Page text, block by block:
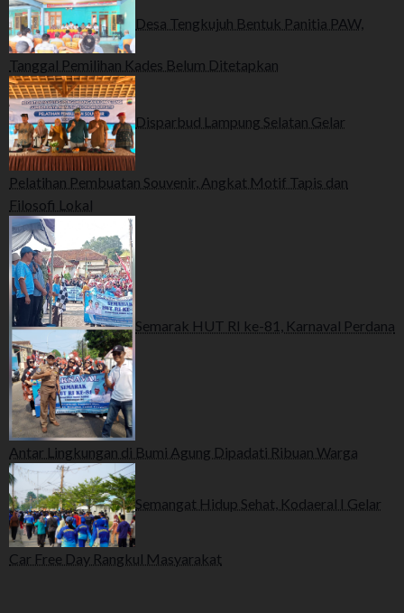
Desa Tengkujuh Bentuk Panitia PAW,
Tanggal Pemilihan Kades Belum Ditetapkan
Disparbud Lampung Selatan Gelar
Pelatihan Pembuatan Souvenir, Angkat Motif Tapis dan
Filosofi Lokal
Semarak HUT RI ke-81, Karnaval Perdana
Antar Lingkungan di Bumi Agung Dipadati Ribuan Warga
Semangat Hidup Sehat, Kodaeral I Gelar
Car Free Day Rangkul Masyarakat